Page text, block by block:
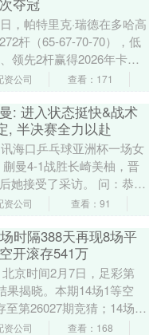
夺冠
，帕特里克·瑞德在多哈高
杆（65-67-70-70），低
领先2杆赢得2026年卡塔
他三周内赢得的....
资公司 查看：171
: 进入状态挺快&战术
, 半决赛全力以赴
海口乒乓球亚洲杯一场女
曼4-1战胜长崎美柚，晋
她接受了采访。 问：恭喜
胜利。怎么回顾这场比
资公司 查看：91
时隔388天再现8场平
开滚存541万
京时间2月7日，足彩第
果揭晓。本期14场1等空
至第26027期竞猜；14场2
奖金231万；任九....
资公司 查看：168